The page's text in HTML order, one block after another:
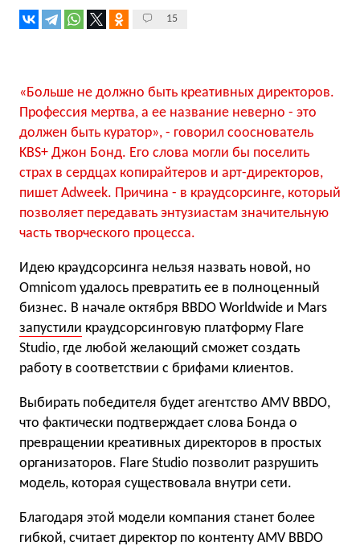
15
«Больше не должно быть креативных директоров.
Профессия мертва, а ее название неверно - это
должен быть куратор», - говорил сооснователь
KBS+ Джон Бонд. Его слова могли бы поселить
страх в сердцах копирайтеров и арт-директоров,
пишет Adweek. Причина - в краудсорсинге, который
позволяет передавать энтузиастам значительную
часть творческого процесса.
Идею краудсорсинга нельзя назвать новой, но
Omnicom удалось превратить ее в полноценный
бизнес. В начале октября BBDO Worldwide и Mars
запустили краудсорсинговую платформу Flare
Studio, где любой желающий сможет создать
работу в соответствии с брифами клиентов.
Выбирать победителя будет агентство AMV BBDO,
что фактически подтверждает слова Бонда о
превращении креативных директоров в простых
организаторов. Flare Studio позволит разрушить
модель, которая существовала внутри сети.
Благодаря этой модели компания станет более
гибкой, считает директор по контенту AMV BBDO